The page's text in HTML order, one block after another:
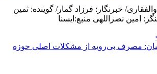
خبرنگار: فرزاد گمار/ گوینده: ثمین
امین نصراللهی منبع:ایسنا